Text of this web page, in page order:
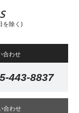
を除く)
合わせ
443-8837
合わせ